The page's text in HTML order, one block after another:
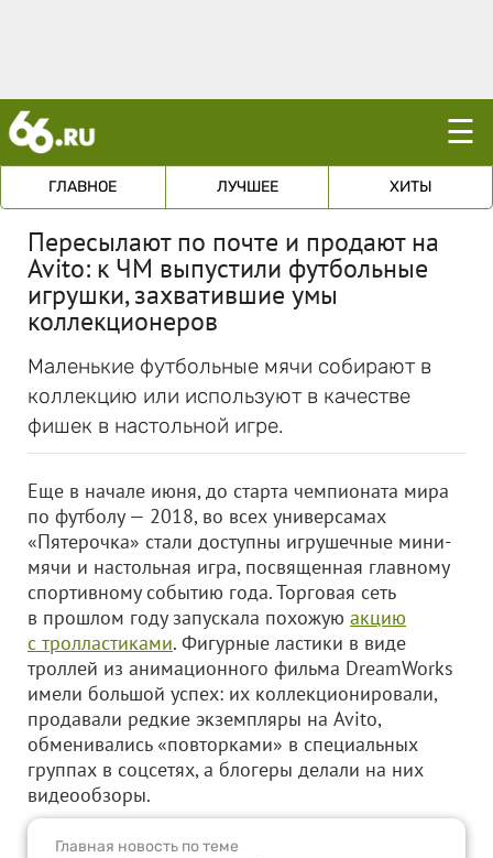
☰
ГЛАВНОЕ ЛУЧШЕЕ ХИТЫ
Пересылают по почте и продают на
Avito: к ЧМ выпустили футбольные
игрушки, захватившие умы
коллекционеров
Маленькие футбольные мячи собирают в
коллекцию или используют в качестве
фишек в настольной игре.
Еще в начале июня, до старта чемпионата мира
по футболу — 2018, во всех универсамах
«Пятерочка» стали доступны игрушечные мини-
мячи и настольная игра, посвященная главному
спортивному событию года. Торговая сеть
в прошлом году запускала похожую акцию
с тролластиками. Фигурные ластики в виде
троллей из анимационного фильма DreamWorks
имели большой успех: их коллекционировали,
продавали редкие экземпляры на Avito,
обменивались «повторками» в специальных
группах в соцсетях, а блогеры делали на них
видеообзоры.
Главная новость по теме